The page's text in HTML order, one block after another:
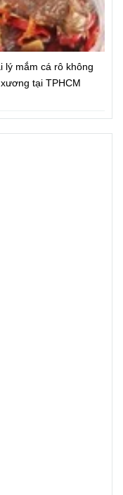
lý mắm cá rô không
xương tại TPHCM